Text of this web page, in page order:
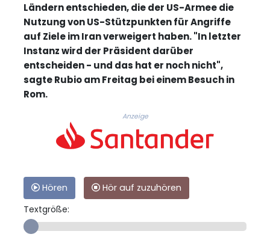
Ländern entschieden, die der US-Armee die
Nutzung von US-Stützpunkten für Angriffe
auf Ziele im Iran verweigert haben. "In letzter
Instanz wird der Präsident darüber
entscheiden - und das hat er noch nicht",
sagte Rubio am Freitag bei einem Besuch in
Rom.
Anzeige
Hören
Hör auf zuzuhören
Textgröße: